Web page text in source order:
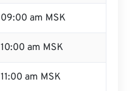
09:00 am MSK
10:00 am MSK
11:00 am MSK